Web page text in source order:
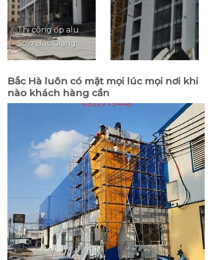
Thi công ốp alu
Sojo Bắc Giang
Bắc Hà luôn có mặt mọi lúc mọi nơi khi
nào khách hàng cần